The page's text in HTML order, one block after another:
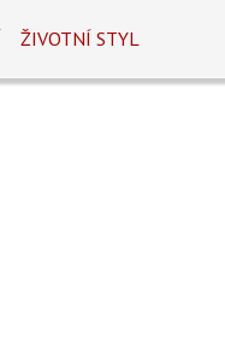
ŽIVOTNÍ STYL